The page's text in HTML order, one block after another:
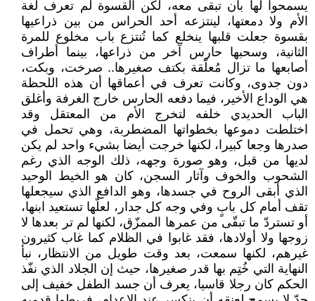
يسمحوا لها بأن تبقى معه، لكن القسوة لم تعرف لغة
الأم ولا دمعتها، لينتزعه أحد الحراس من بين ذراعيها
بقسوة جعلت قلبها ينخلع كما تُنتزع باب مخلوع للمرة
الثانية، وسحبها حارس آخر من ذراعها، بينما أطراف
أصابعها ما تزال مُعلّقة بكتف صغيرها.. صرخت، وبكت،
دون جدوى، وكانت تعرف في أعماقها أن هذه اللحظة
هي الوداع الأخير، فيما دفعه الحارس خارج الغرفة وأغلق
الباب الحديدي خلفه لتخرج الأم من المعتقل وقد
اختلطت دموعها بخطواتها المضطربة، وهي تحمل في
صدرها وجعا كبيرا، لكنها خرجت أيضا بشيء واحد لم يكن
لديها من قبل، وهو صورة وجهه، ذلك الوجه الذي رغم
الشحوب والخوف وآثار السجن، كان هو الخيط الوحيد
الذي أبقى الروح في جسدها، وهو الدافع الذي سيجعلها
تقف أمام كل بابٍ وفي وجه كل جدار، لعلّها تستعيد ابنها،
أو تستردّ ما تبقّى من عمرها الممزّق، لكنها لم تر بعدها لا
زوجها ولا أولادها، فقد غابوا في الظلام كما غاب كثيرون
غيرهم، لكنها سمعت، بعد وقت طويل من الانتظار، نبأ
النهاية التي خُتِم بها قدر صغيرها، حيث إن الجلاد الذي نفّذ
الحكم كان رجلا قاسيا، يعرف أن جسد الطفل خفيف إلى